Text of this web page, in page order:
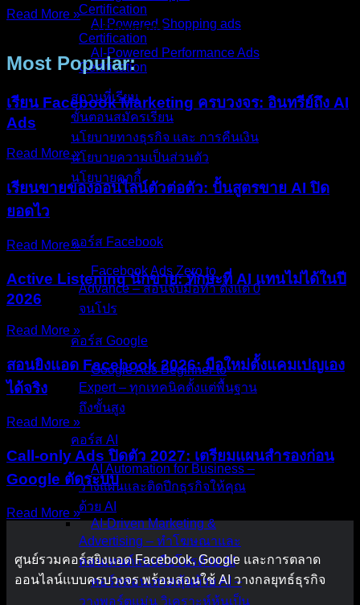
Certification
AI-Powered Shopping ads
Certification
AI-Powered Performance Ads
Certification
สถานที่เรียน
ขั้นตอนสมัครเรียน
นโยบายทางธุรกิจ และ การคืนเงิน
นโยบายความเป็นส่วนตัว
นโยบายคุกกี้
คอร์ส Facebook
Facebook Ads Zero to
Advance – สอนจับมือทำ ตั้งแต่ 0
จนโปร
คอร์ส Google
Google Ads Beginner to
Expert – ทุกเทคนิคตั้งแต่พื้นฐาน
ถึงขั้นสูง
คอร์ส AI
AI Automation for Business –
วางแผนและติดปีกธุรกิจให้คุณ
ด้วย AI
AI-Driven Marketing &
Advertising – ทำโฆษณาและ
คอนเทนต์แบบมือโปรด้วย AI
คอร์สสอนเทรดหุ้นด้วย AI –
วางพอร์ตแม่น วิเคราะห์หุ้นเป็น
Read More »
No Comments
Most Popular:
เรียน Facebook Marketing ครบวงจร: อินทรีย์ถึง AI
Ads
Read More »
เรียนขายของออนไลน์ตัวต่อตัว: ปั้นสูตรขาย AI ปิด
ยอดไว
Read More »
Active Listening นักขาย: ทักษะที่ AI แทนไม่ได้ในปี
2026
Read More »
สอนยิงแอด Facebook 2026: มือใหม่ตั้งแคมเปญเอง
ได้จริง
Read More »
Call-only Ads ปิดตัว 2027: เตรียมแผนสำรองก่อน
Google ตัดระบบ
Read More »
ศูนย์รวมคอร์สยิงแอด Facebook, Google และการตลาด
ออนไลน์แบบครบวงจร พร้อมสอนใช้ AI วางกลยุทธ์ธุรกิจ